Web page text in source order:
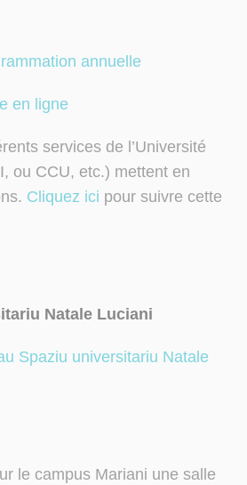
annuelle
en ligne
services de l’Université
ou CCU, etc.) mettent en
Cliquez ici pour suivre cette
Natale Luciani
le campus Mariani une salle